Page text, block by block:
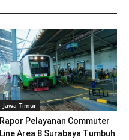
Jawa Timur
Rapor Pelayanan Commuter
Line Area 8 Surabaya Tumbuh